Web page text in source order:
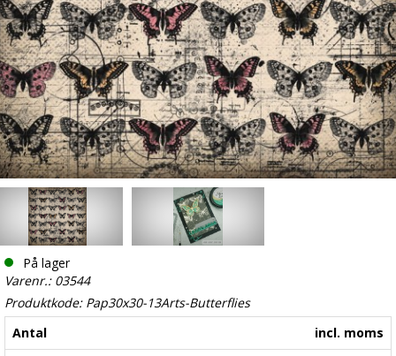
På lager
Varenr.: 03544
Produktkode: Pap30x30-13Arts-Butterflies
Antal
incl. moms